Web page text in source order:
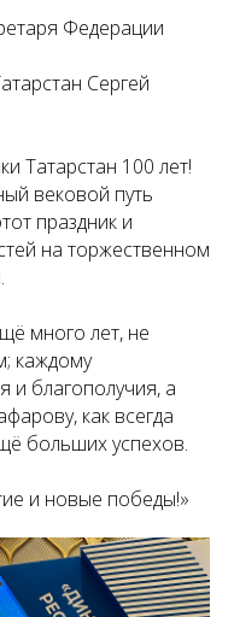
Федерации
Сергей
Татарстан 100 лет!
вековой путь
праздник и
на торжественном
много лет, не
каждому
и благополучия, а
как всегда
больших успехов.
и новые победы!»